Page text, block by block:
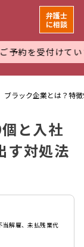
ています。 万全
弁護士
に相談
ブラック企業とは？特
と入社
す対処法
当解雇、未払残業代